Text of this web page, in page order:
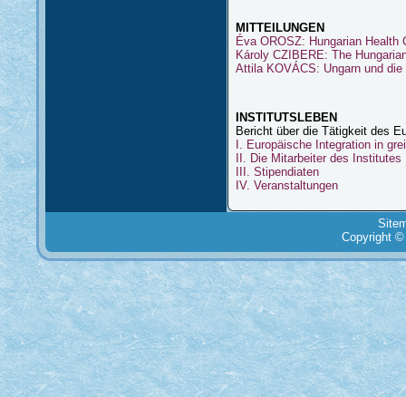
MITTEILUNGEN
Éva OROSZ: Hungarian
Károly CZIBERE: The
Attila KOVÁCS: Ungarn und
INSTITUTSLEBEN
Bericht über die Tätigkeit des
I. Europäische Integration in
II. Die Mitarbeiter des Institutes
III. Stipendiaten
IV. Veranstaltungen
Copyright ©